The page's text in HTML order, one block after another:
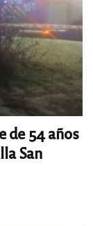
54 años
San